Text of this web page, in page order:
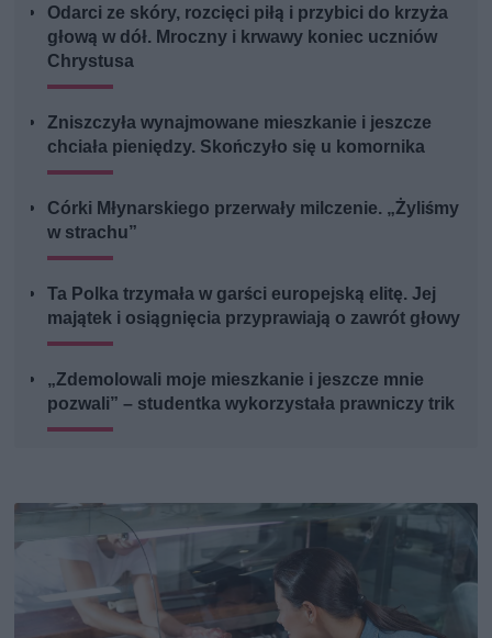
Odarci ze skóry, rozcięci piłą i przybici do krzyża
głową w dół. Mroczny i krwawy koniec uczniów
Chrystusa
Zniszczyła wynajmowane mieszkanie i jeszcze
chciała pieniędzy. Skończyło się u komornika
Córki Młynarskiego przerwały milczenie. „Żyliśmy
w strachu”
Ta Polka trzymała w garści europejską elitę. Jej
majątek i osiągnięcia przyprawiają o zawrót głowy
„Zdemolowali moje mieszkanie i jeszcze mnie
pozwali” – studentka wykorzystała prawniczy trik